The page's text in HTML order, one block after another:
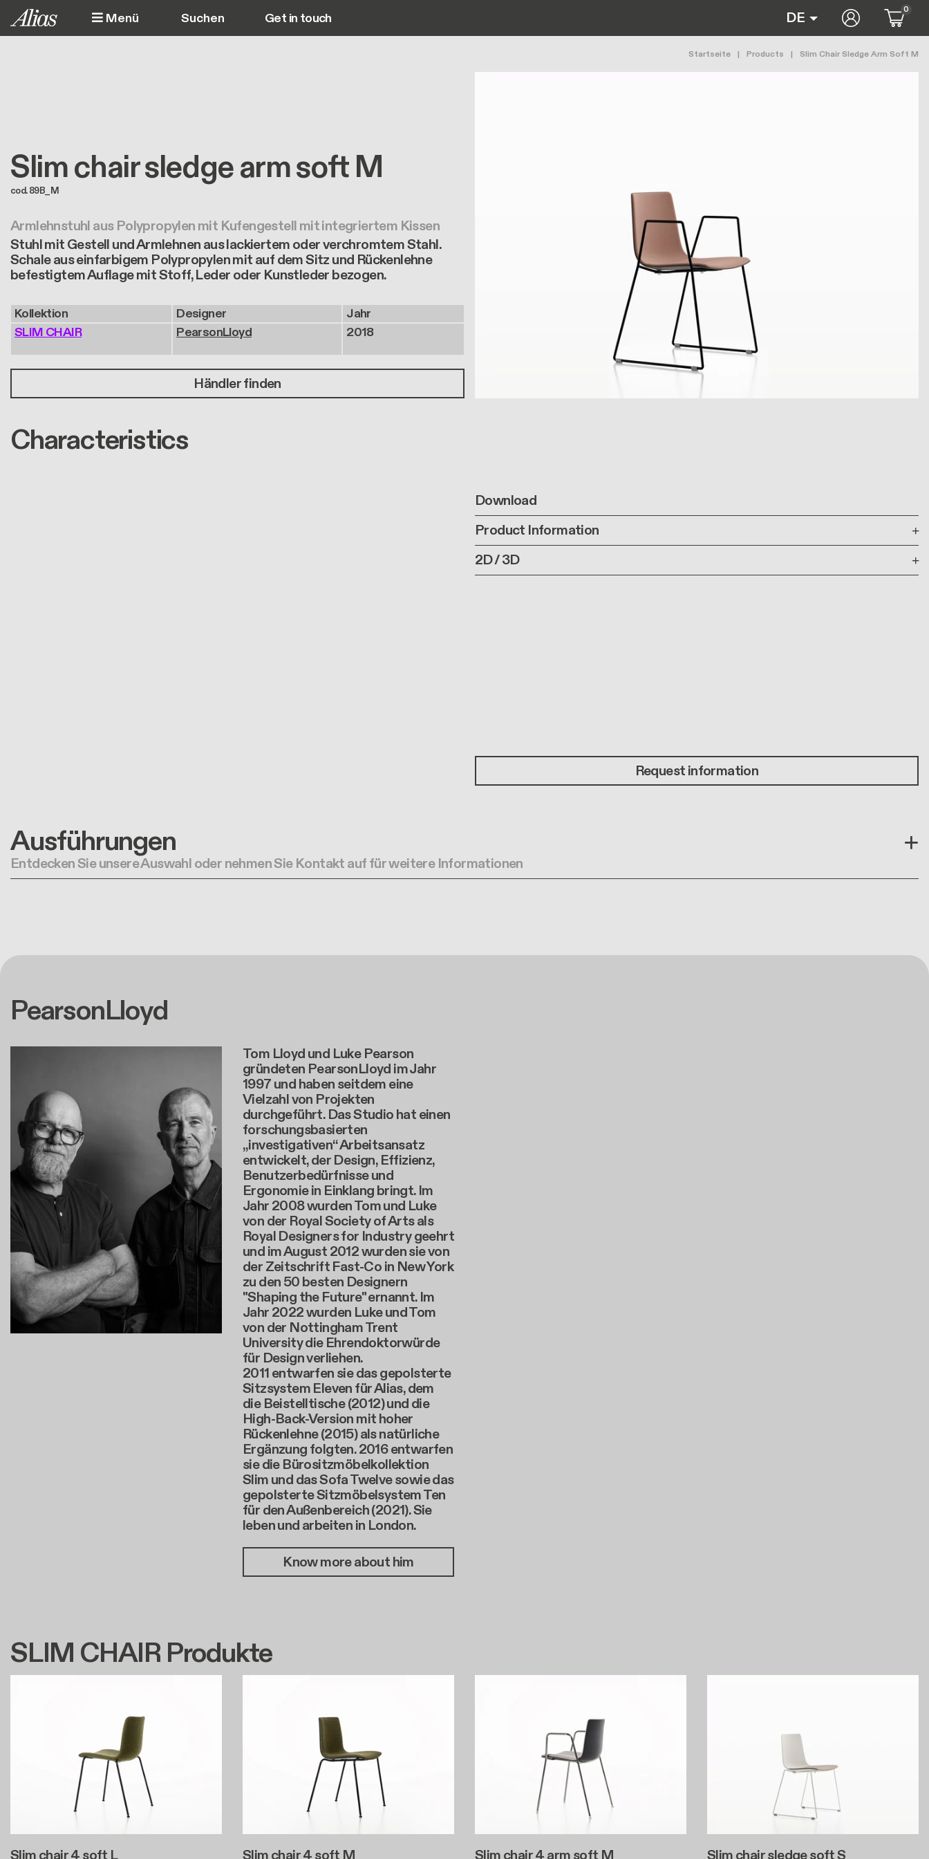
Direkt zum Inhalt
Menü Main navigation
Get in touch DE User 0
Pfadnavigation
Startseite Products Slim Chair Sledge Arm Soft M
Slim chair sledge arm soft M
cod. 89B_M
Armlehnstuhl aus Polypropylen mit Kufengestell mit integriertem Kissen
Stuhl mit Gestell und Armlehnen aus lackiertem oder verchromtem Stahl.
Schale aus einfarbigem Polypropylen mit auf dem Sitz und Rückenlehne
befestigtem Auflage mit Stoff, Leder oder Kunstleder bezogen.
Kollektion
SLIM CHAIR
Designer
PearsonLloyd
Jahr
2018
Händler finden
Characteristics
Download
Product Information
2D / 3D
Request information
Ausführungen
Entdecken Sie unsere Auswahl oder nehmen Sie Kontakt auf für weitere Informationen
PearsonLloyd
Tom Lloyd und Luke Pearson
gründeten PearsonLloyd im Jahr
1997 und haben seitdem eine
Vielzahl von Projekten
durchgeführt. Das Studio hat einen
forschungsbasierten
„investigativen“ Arbeitsansatz
entwickelt, der Design, Effizienz,
Benutzerbedürfnisse und
Ergonomie in Einklang bringt. Im
Jahr 2008 wurden Tom und Luke
von der Royal Society of Arts als
Royal Designers for Industry geehrt
und im August 2012 wurden sie von
der Zeitschrift Fast-Co in New York
zu den 50 besten Designern
"Shaping the Future" ernannt. Im
Jahr 2022 wurden Luke und Tom
von der Nottingham Trent
University die Ehrendoktorwürde
für Design verliehen.
2011 entwarfen sie das gepolsterte
Sitzsystem Eleven für Alias, dem
die Beistelltische (2012) und die
High-Back-Version mit hoher
Rückenlehne (2015) als natürliche
Ergänzung folgten. 2016 entwarfen
sie die Bürositzmöbelkollektion
Slim und das Sofa Twelve sowie das
gepolsterte Sitzmöbelsystem Ten
für den Außenbereich (2021). Sie
leben und arbeiten in London.
Know more about him
SLIM CHAIR Produkte